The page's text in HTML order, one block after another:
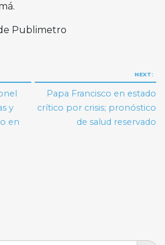
Publimetro
y
en
NEXT:
Papa Francisco en estado
crítico por crisis; pronóstico
de salud reservado
Search